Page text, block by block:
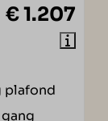
€ 1.207
plafond